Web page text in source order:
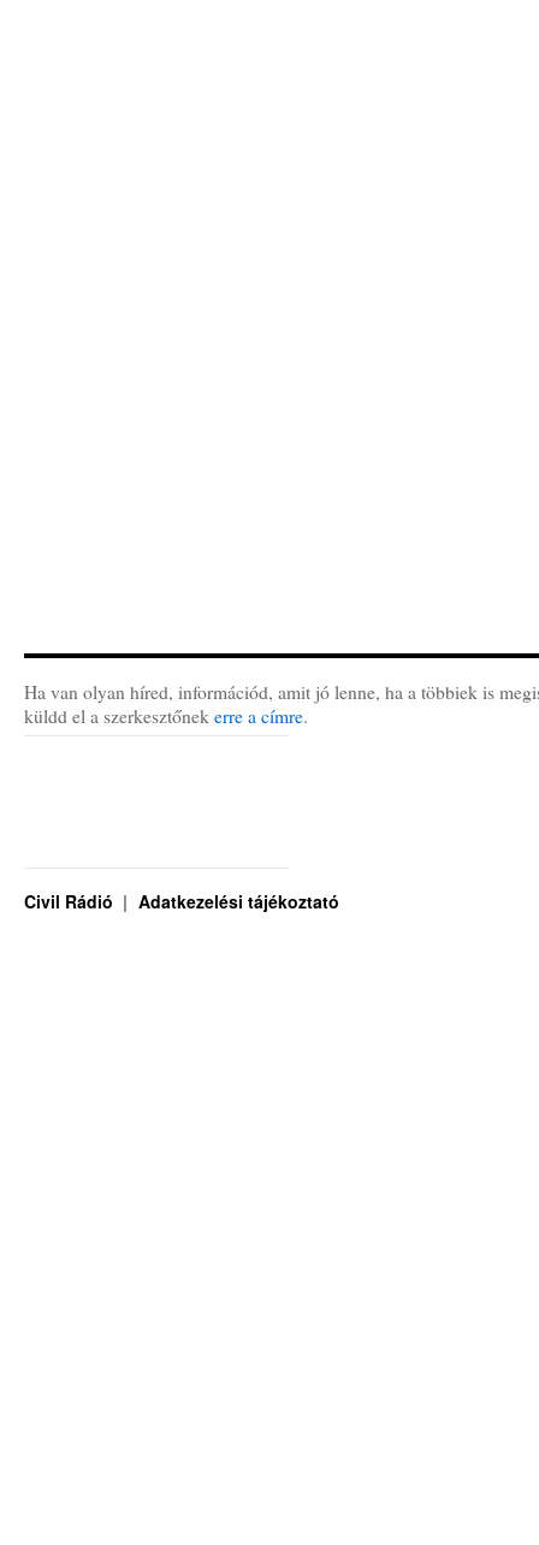
Ha van olyan híred, információd, amit jó lenne, ha a többiek is
küldd el a szerkesztőnek erre a címre.
Civil Rádió Adatkezelési tájékoztató